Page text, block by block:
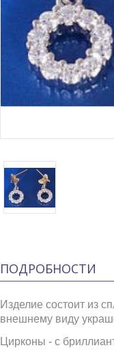
ПОДРОБНОСТИ
Изделие состоит из
внешнему виду
Цирконы - с